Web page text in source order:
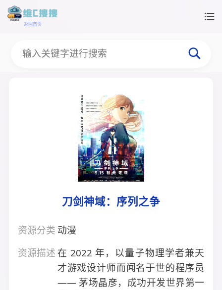
返回首页
刀剑神域：序列之争
资源分类 动漫
资源描述在 2022 年，以量子物理学者兼天
才游戏设计师而闻名于世的程序员
—— 茅场晶彦，成功开发世界第一